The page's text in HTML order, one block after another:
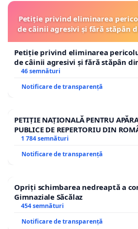
Petiție privind eliminarea
de câinii agresivi și fără stăpân
Petiție privind eliminarea
de câinii agresivi și fără stăpân
46 semnături
Notificare de transparență
PETIȚIE NAȚIONALĂ PENTRU
PUBLICE DE REPERTORIU DIN
1 784 semnături
Notificare de transparență
Opriți schimbarea nedreaptă a
Gimnaziale Săcălaz
454 semnături
Notificare de transparență